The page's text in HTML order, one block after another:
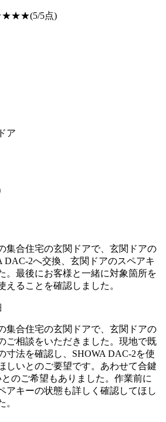
(5/5点)
ア
集合住宅の玄関ドアで、玄関ドアの
DAC-2へ交換、玄関ドアのスペアキ
。最後にお客様と一緒に対象箇所を
えることを確認しました。
集合住宅の玄関ドアで、玄関ドアの
ご相談をいただきました。現地で既
寸法を確認し、SHOWA DAC-2を使
しいとのご要望です。あわせて合鍵
のご希望もありました。作業前に
アキーの状態も詳しく確認してほし
。